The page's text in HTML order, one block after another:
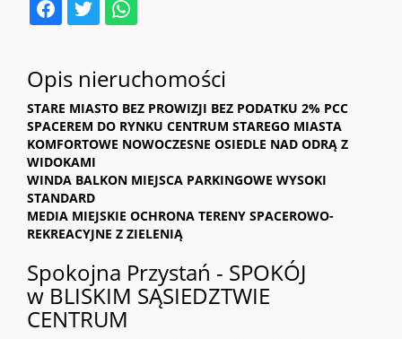
Opis nieruchomości
STARE MIASTO BEZ PROWIZJI BEZ PODATKU 2% PCC
SPACEREM DO RYNKU CENTRUM STAREGO MIASTA
KOMFORTOWE NOWOCZESNE OSIEDLE NAD ODRĄ Z
WIDOKAMI
WINDA BALKON MIEJSCA PARKINGOWE WYSOKI
STANDARD
MEDIA MIEJSKIE OCHRONA TERENY SPACEROWO-
REKREACYJNE Z ZIELENIĄ
Spokojna Przystań - SPOKÓJ
w BLISKIM SĄSIEDZTWIE
CENTRUM